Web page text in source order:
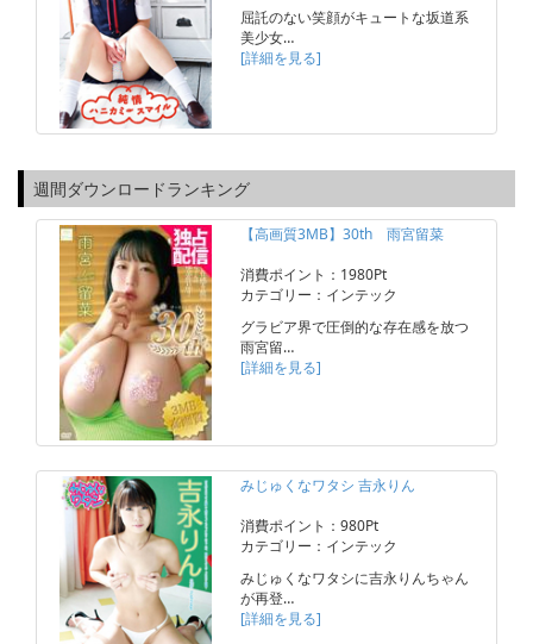
屈託のない笑顔がキュートな坂道系
美少女…
[詳細を見る]
週間ダウンロードランキング
【高画質3MB】30th 雨宮留菜
消費ポイント：1980Pt
カテゴリー：インテック
グラビア界で圧倒的な存在感を放つ
雨宮留…
[詳細を見る]
みじゅくなワタシ 吉永りん
消費ポイント：980Pt
カテゴリー：インテック
みじゅくなワタシに吉永りんちゃん
が再登…
[詳細を見る]